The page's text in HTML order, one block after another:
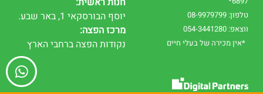
טלפון: 08-9979799
ווצאפ: 054-3441280
*אין מכירה של בעלי חיים
יוסף הבורסקאי 1, באר שבע.
מרכז הפצה:
נקודות הפצה ברחבי הארץ